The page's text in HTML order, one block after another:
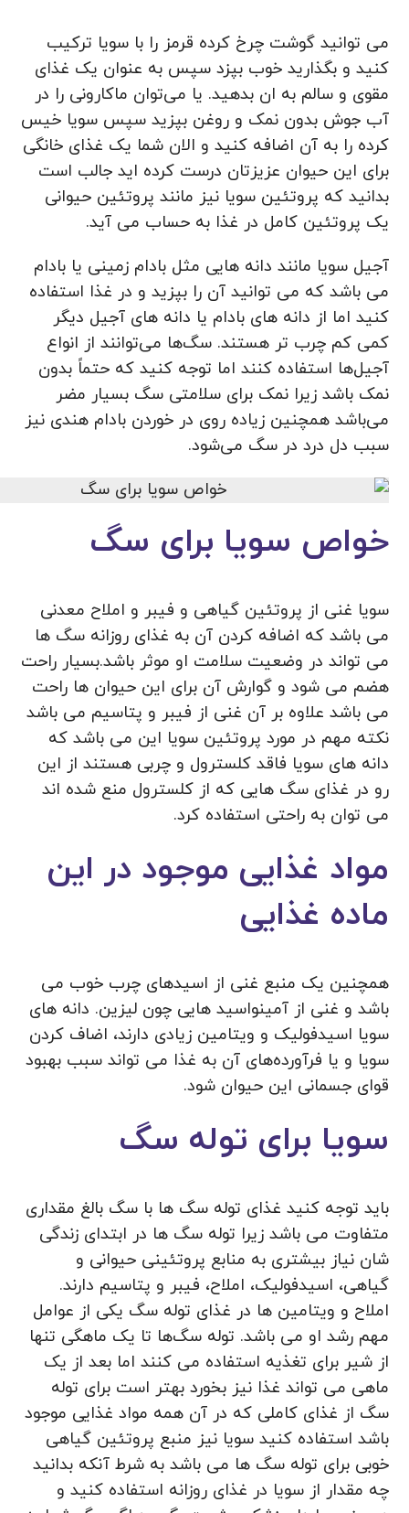
می توانید گوشت چرخ کرده قرمز را با سویا ترکیب
کنید و بگذارید خوب بپزد سپس به عنوان یک غذای
مقوی و سالم به ان بدهید. یا می‌توان ماکارونی را در
آب جوش بدون نمک و روغن بپزید سپس سویا خیس
کرده را به آن اضافه کنید و الان شما یک غذای خانگی
برای این حیوان عزیزتان درست کرده اید جالب است
بدانید که پروتئین سویا نیز مانند پروتئین حیوانی
یک پروتئین کامل در غذا به حساب می آید.
آجیل سویا مانند دانه هایی مثل بادام زمینی یا بادام
می باشد که می توانید آن را بپزید و در غذا استفاده
کنید اما از دانه های بادام یا دانه های آجیل دیگر
کمی کم چرب تر هستند. سگ‌ها می‌توانند از انواع
آجیل‌ها استفاده کنند اما توجه کنید که حتماً بدون
نمک باشد زیرا نمک برای سلامتی سگ بسیار مضر
می‌باشد همچنین زیاده روی در خوردن بادام هندی نیز
سبب دل درد در سگ می‌شود.
خواص سویا برای سگ
سویا غنی از پروتئین گیاهی و فیبر و املاح معدنی
می باشد که اضافه کردن آن به غذای روزانه سگ ها
می تواند در وضعیت سلامت او موثر باشد.بسیار راحت
هضم می شود و گوارش آن برای این حیوان ها راحت
می باشد علاوه بر آن غنی از فیبر و پتاسیم می باشد
نکته مهم در مورد پروتئین سویا این می باشد که
دانه های سویا فاقد کلسترول و چربی هستند از این
رو در غذای سگ هایی که از کلسترول منع شده اند
می توان به راحتی استفاده کرد.
مواد غذایی موجود در این
ماده غذایی
همچنین یک منبع غنی از اسیدهای چرب خوب می
باشد و غنی از آمینواسید هایی چون لیزین. دانه های
سویا اسیدفولیک و ویتامین زیادی دارند، اضاف کردن
سویا و یا فرآورده‌های آن به غذا می تواند سبب بهبود
قوای جسمانی این حیوان شود.
سویا برای توله سگ
باید توجه کنید غذای توله سگ ها با سگ بالغ مقداری
متفاوت می باشد زیرا توله سگ ها در ابتدای زندگی
شان نیاز بیشتری به منابع پروتئینی حیوانی و
گیاهی، اسیدفولیک، املاح، فیبر و پتاسیم دارند.
املاح و ویتامین ها در غذای توله سگ یکی از عوامل
مهم رشد او می باشد. توله سگ‌ها تا یک ماهگی تنها
از شیر برای تغذیه استفاده می کنند اما بعد از یک
ماهی می تواند غذا نیز بخورد بهتر است برای توله
سگ از غذای کاملی که در آن همه مواد غذایی موجود
باشد استفاده کنید سویا نیز منبع پروتئین گیاهی
خوبی برای توله سگ ها می باشد به شرط آنکه بدانید
چه مقدار از سویا در غذای روزانه استفاده کنید و